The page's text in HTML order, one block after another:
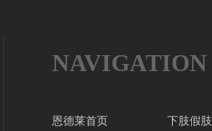
NAVIGATION
恩德莱首页 下肢假肢